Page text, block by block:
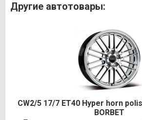
Другие автотовары:
CW2/5 17/7 ET40 Hyper horn
BORBET